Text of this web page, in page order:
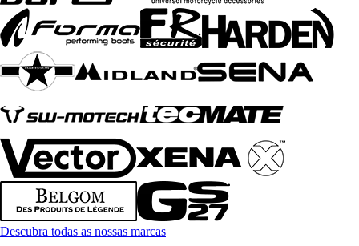
Descubra todas as nossas marcas